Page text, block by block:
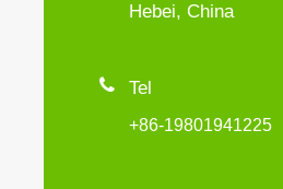
Hebei, China
 Tel
+86-19801941225